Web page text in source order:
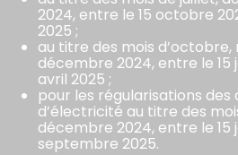
2024, entre le 15 octobre
2025 ;
au titre des mois
décembre 2024, entre le 15
avril 2025 ;
pour les régularisations des
d’électricité au titre des
décembre 2024, entre le 15
septembre 2025.